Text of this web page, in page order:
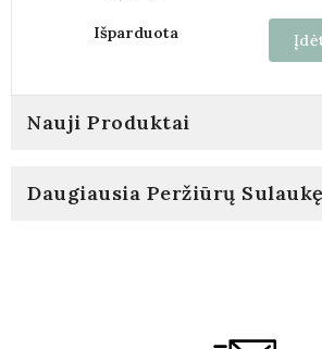
Išparduota
Nauji Produktai
Daugiausia Peržiūrų